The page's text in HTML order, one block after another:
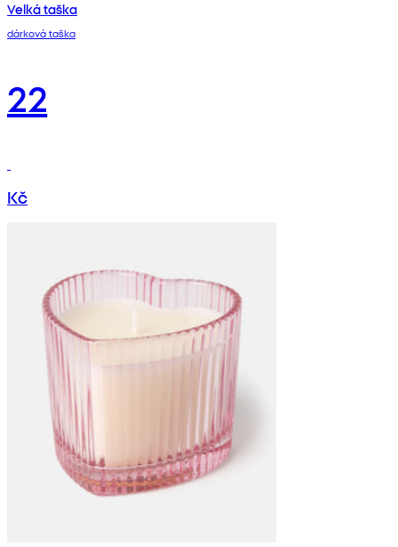
Velká taška
dárková taška
22
Kč